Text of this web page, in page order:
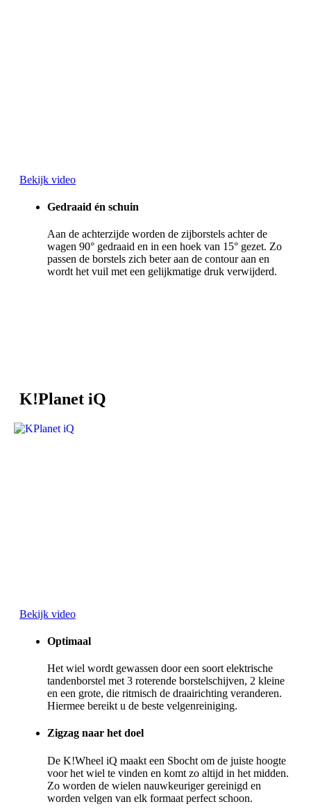
Bekijk video
Gedraaid én schuin
Aan de achterzijde worden de zijborstels achter de
wagen 90° gedraaid en in een hoek van 15° gezet. Zo
passen de borstels zich beter aan de contour aan en
wordt het vuil met een gelijkmatige druk verwijderd.
K!Planet iQ
Bekijk video
Optimaal
Het wiel wordt gewassen door een soort elektrische
tandenborstel met 3 roterende borstelschijven, 2 kleine
en een grote, die ritmisch de draairichting veranderen.
Hiermee bereikt u de beste velgenreiniging.
Zigzag naar het doel
De K!Wheel iQ maakt een S­bocht om de juiste hoogte
voor het wiel te vinden en komt zo altijd in het midden.
Zo worden de wielen nauwkeuriger gereinigd en
worden velgen van elk formaat perfect schoon.